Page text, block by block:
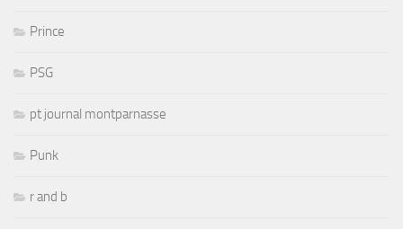
Prince
PSG
pt journal montparnasse
Punk
r and b